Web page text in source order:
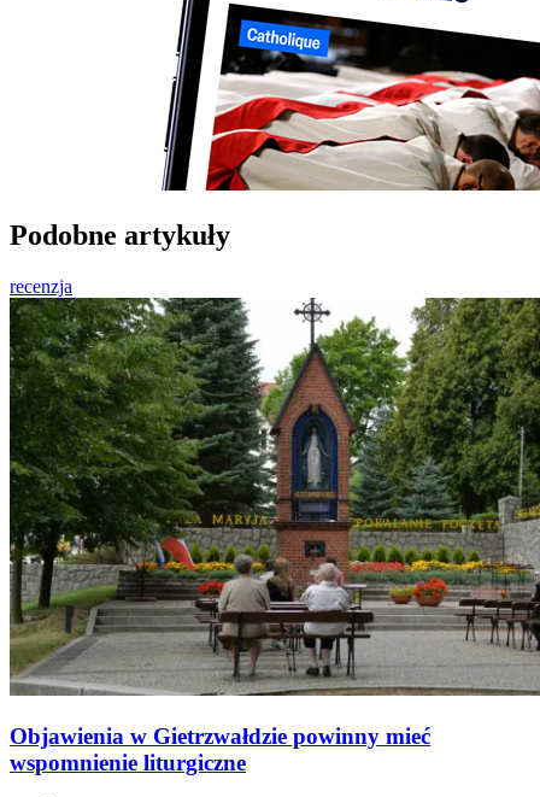
Podobne artykuły
recenzja
Objawienia w Gietrzwałdzie powinny mieć
wspomnienie liturgiczne